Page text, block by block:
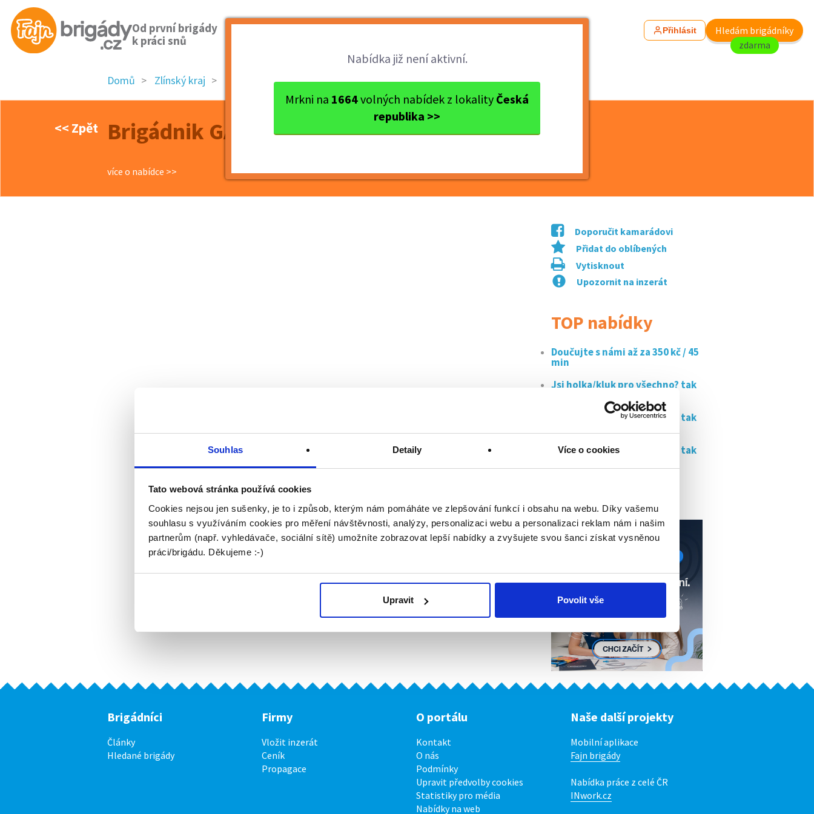
Souhlas Detaily Více o cookies
Tato webová stránka používá cookies
Cookies nejsou jen sušenky, je to i způsob, kterým nám pomáháte ve zlepšování funkcí i obsahu na webu. Díky vašemu
souhlasu s využíváním cookies pro měření návštěvnosti, analýzy, personalizaci webu a personalizaci reklam nám i našim
partnerům (např. vyhledávače, sociální sítě) umožníte zobrazovat lepší nabídky a zvyšujete svou šanci získat vysněnou
práci/brigádu. Děkujeme :-)
Upravit Povolit vše
Od první brigády
k práci snů
Přihlásit
Hledám brigádníky
zdarma
Nabídka již není aktivní.
Mrkni na 1664volných nabídek z lokality Česká
republika >>
Domů Zlínský kraj Zlín Brigádnik GATE Zlín Centro
<< Zpět Brigádnik GATE Zlín Centro
více o nabídce >>
Doporučit kamarádovi
Přidat do oblíbených
Vytisknout
Upozornit na inzerát
TOP nabídky
Doučujte s námi až za 350 kč / 45
min
Jsi holka/kluk pro všechno? tak
Jsi holka/kluk pro všechno? tak
Jsi holka/kluk pro všechno? tak
Brigádníci
Články
Hledané brigády
Firmy
Vložit inzerát
Ceník
Propagace
O portálu
Kontakt
O nás
Podmínky
Upravit předvolby cookies
Statistiky pro média
Nabídky na web
Naše další projekty
Mobilní aplikace
Fajn brigády
Nabídka práce z celé ČR
INwork.cz